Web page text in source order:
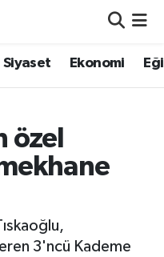
Siyaset Ekonomi
özel
3'ncü Kademe